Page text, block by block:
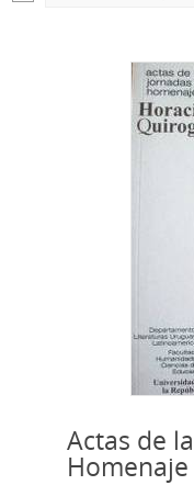
Actas de